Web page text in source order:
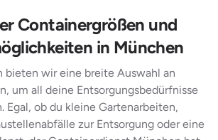
Eimer, Sonstiger Hausstand
Containergrößen und
in München
bieten wir eine breite Auswahl an
um all deine Entsorgungsbedürfnisse
Egal, ob du kleine Gartenarbeiten,
zur Entsorgung oder eine